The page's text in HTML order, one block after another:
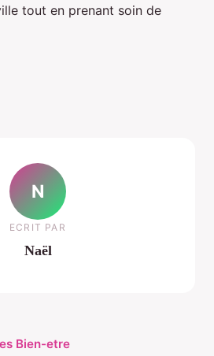
tout en prenant soin de
N
ECRIT PAR
Naël
Bien-etre